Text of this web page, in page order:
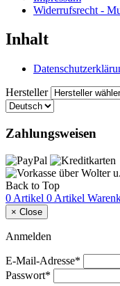
Widerrufsrecht -
Inhalt
Hersteller
Zahlungsweisen
Back to Top
0 Artikel 0 Artikel
× Close
Anmelden
E-Mail-Adresse*
Passwort*